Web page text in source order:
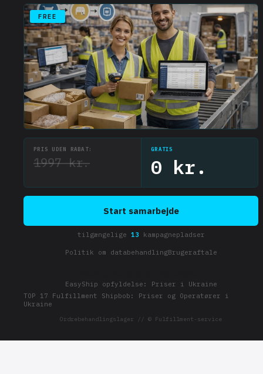
FREE
PRIS UDEN RABAT:
1997 kr.
GRATIS
0 kr.
Start samarbejde
tilgængelige 13 kampagnepladser
Politik om databehandlingBrugeraftale
EasyShip opfyldelse: Priser i Ukraine
TOP 17 Fulfillment Shipbob: Priser og Operatører i
Ukraine
Ordrebehandlingslager // © Fulfillment-service